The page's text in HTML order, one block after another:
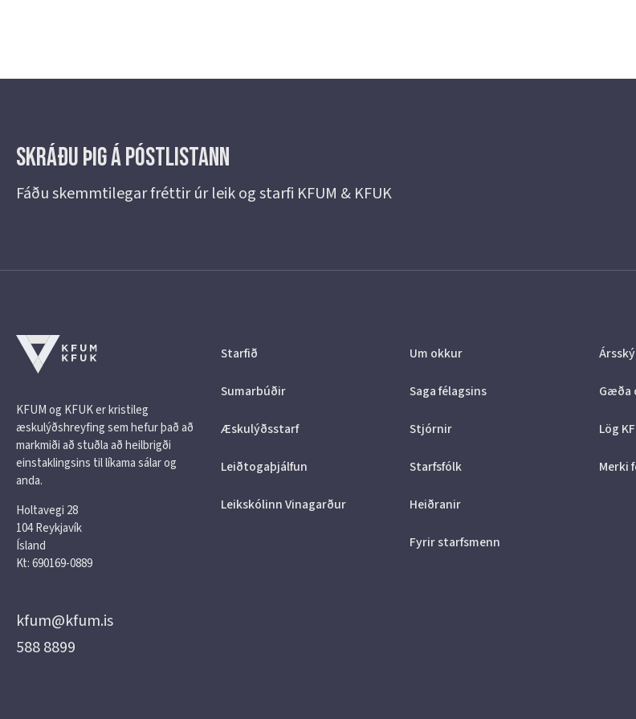
Skráðu þig á Póstlistann
Fáðu skemmtilegar fréttir úr leik og starfi KFUM & KFUK
KFUM og KFUK er kristileg
æskulýðshreyfing sem hefur það að
markmiði að stuðla að heilbrigði
einstaklingsins til líkama sálar og
anda.
Holtavegi 28
104 Reykjavík
Ísland
Kt: 690169-0889
kfum@kfum.is
588 8899
Starfið
Sumarbúðir
Æskulýðsstarf
Leiðtogaþjálfun
Leikskólinn Vinagarður
Um okkur
Saga félagsins
Stjórnir
Starfsfólk
Heiðranir
Fyrir starfsmenn
Gæða
Lög
Merki